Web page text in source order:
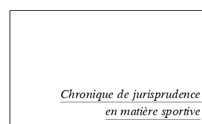

Chronique  de
en  matière  sportive